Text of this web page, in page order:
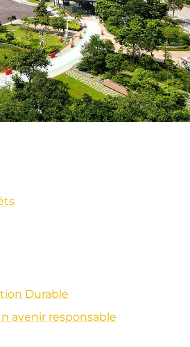
Durable
avenir responsable